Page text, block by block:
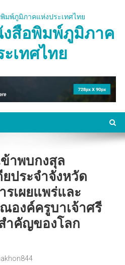
สือพิมพ์ภูมิภาค
เทศไทย
าพบกงสุล
ประจำจังหวัด
รเผยแพร่และ
องค์ครูบาเจ้าศรี
ำคัญของโลก